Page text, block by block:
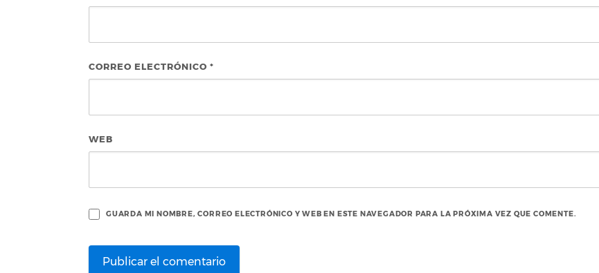
CORREO ELECTRÓNICO *
WEB
GUARDA MI NOMBRE, CORREO ELECTRÓNICO Y WEB EN ESTE NAVEGADOR PARA LA PRÓXIMA VEZ QUE COMENTE.